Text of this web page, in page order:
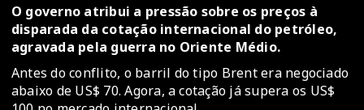
O governo atribui a pressão sobre os preços à
disparada da cotação internacional do petróleo,
agravada pela guerra no Oriente Médio.
Antes do conflito, o barril do tipo Brent era negociado
abaixo de US$ 70. Agora, a cotação já supera os US$